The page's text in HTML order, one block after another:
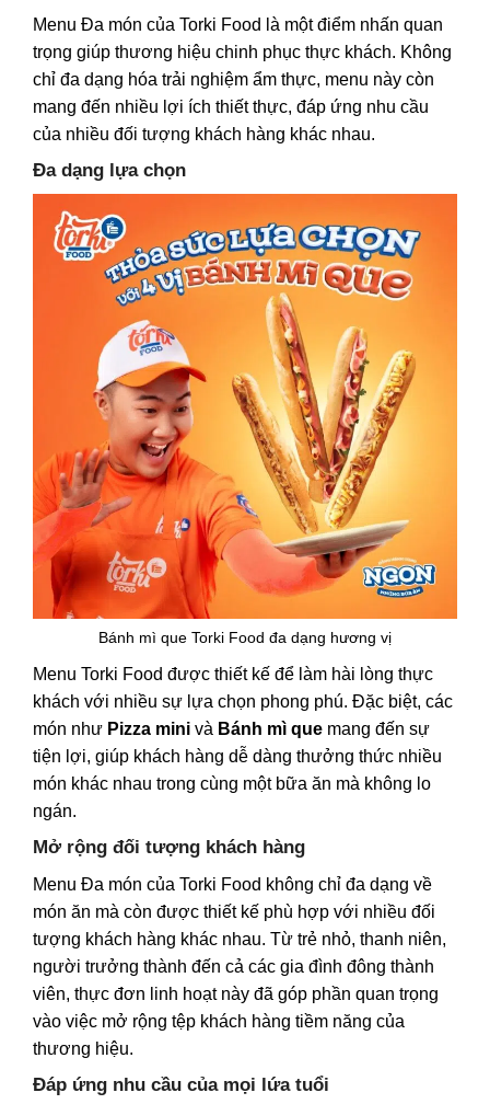
Menu Đa món của Torki Food là một điểm nhấn quan
trọng giúp thương hiệu chinh phục thực khách. Không
chỉ đa dạng hóa trải nghiệm ẩm thực, menu này còn
mang đến nhiều lợi ích thiết thực, đáp ứng nhu cầu
của nhiều đối tượng khách hàng khác nhau.
Đa dạng lựa chọn
Bánh mì que Torki Food đa dạng hương vị
Menu Torki Food được thiết kế để làm hài lòng thực
khách với nhiều sự lựa chọn phong phú. Đặc biệt, các
món như Pizza mini và Bánh mì que mang đến sự
tiện lợi, giúp khách hàng dễ dàng thưởng thức nhiều
món khác nhau trong cùng một bữa ăn mà không lo
ngán.
Mở rộng đối tượng khách hàng
Menu Đa món của Torki Food không chỉ đa dạng về
món ăn mà còn được thiết kế phù hợp với nhiều đối
tượng khách hàng khác nhau. Từ trẻ nhỏ, thanh niên,
người trưởng thành đến cả các gia đình đông thành
viên, thực đơn linh hoạt này đã góp phần quan trọng
vào việc mở rộng tệp khách hàng tiềm năng của
thương hiệu.
Đáp ứng nhu cầu của mọi lứa tuổi